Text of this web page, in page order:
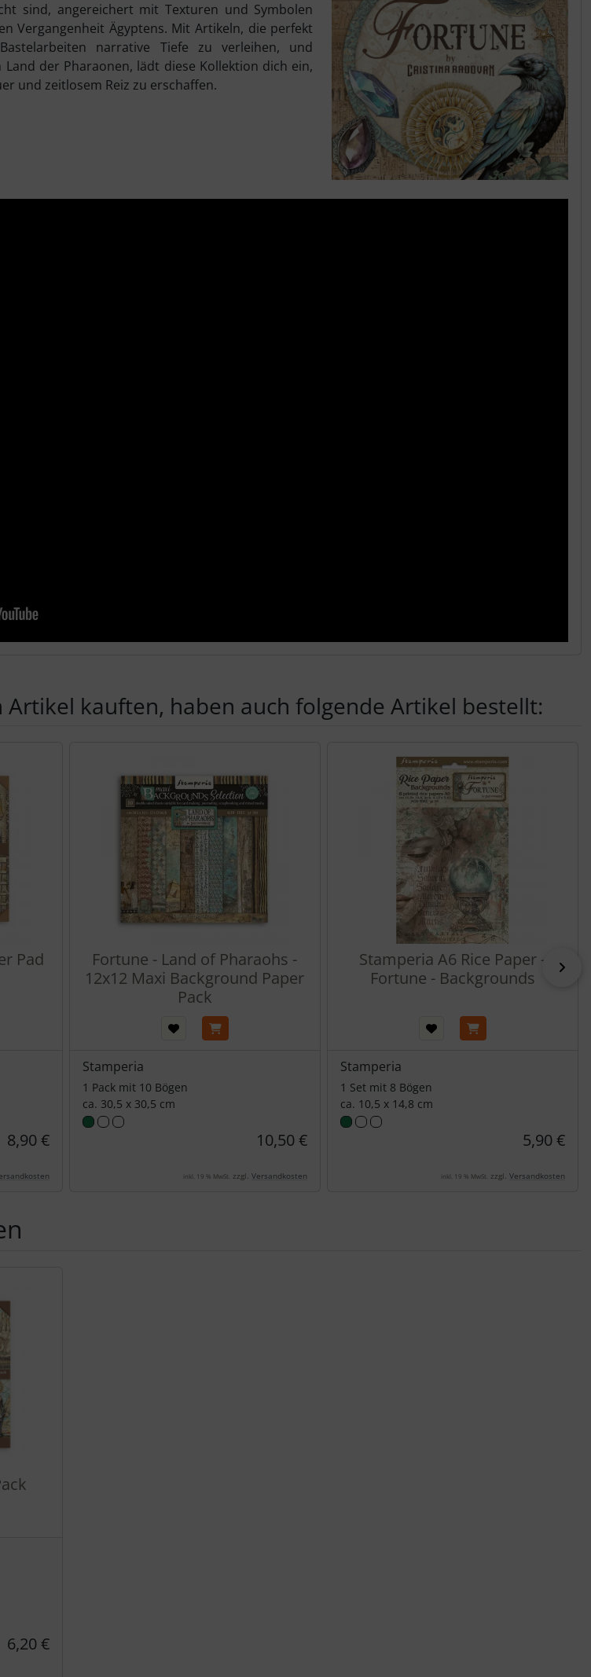
sind, angereichert mit Texturen und Symbolen
Vergangenheit Ägyptens. Mit Artikeln, die perfekt
narrative Tiefe zu verleihen, und
der Pharaonen, lädt diese Kollektion dich ein,
und zeitlosem Reiz zu erschaffen.
Artikel kauften, haben auch folgende Artikel bestellt:
Pad
8,90 €
Fortune - Land of Pharaohs -
12x12 Maxi Background Paper
Pack
Stamperia
1 Pack mit 10 Bögen
ca. 30,5 x 30,5 cm
10,50 €
inkl. 19 % MwSt. zzgl. Versandkosten
Stamperia A6 Rice Paper -
Fortune - Backgrounds
Stamperia
1 Set mit 8 Bögen
ca. 10,5 x 14,8 cm
5,90 €
inkl. 19 % MwSt. zzgl. Versandkosten
6,20 €